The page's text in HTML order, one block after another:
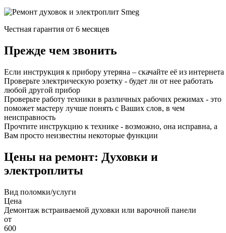
Честная гарантия от 6 месяцев
Прежде чем звонить
Если инструкция к прибору утеряна – скачайте её из интернета
Проверьте электрическую розетку - будет ли от нее работать
любой другой прибор
Проверьте работу техники в различных рабочих режимах - это
поможет мастеру лучше понять с Ваших слов, в чем
неисправность
Прочтите инструкцию к технике - возможно, она исправна, а
Вам просто неизвестны некоторые функции
Цены на ремонт: Духовки и
электроплиты
Вид поломки/услуги
Цена
Демонтаж встраиваемой духовки или варочной панели
от
600